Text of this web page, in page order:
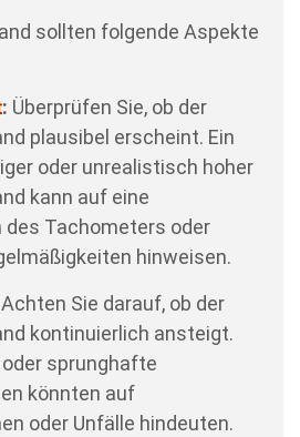
sollten folgende Aspekte
: Überprüfen Sie, ob der
plausibel erscheint. Ein
oder unrealistisch hoher
kann auf eine
des Tachometers oder
hinweisen.
Achten Sie darauf, ob der
kontinuierlich ansteigt.
sprunghafte
könnten auf
oder Unfälle hindeuten.